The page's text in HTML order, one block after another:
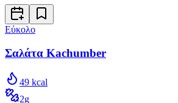
Εύκολο
Σαλάτα Kachumber
49 kcal
2g